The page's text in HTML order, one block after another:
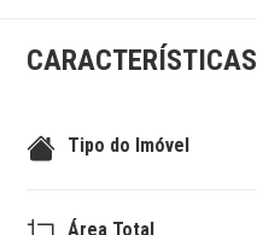
CARACTERÍSTICAS
Tipo do Imóvel
Área Total